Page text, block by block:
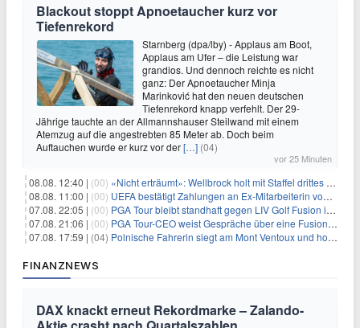
Blackout stoppt Apnoetaucher kurz vor
Tiefenrekord
Starnberg (dpa/lby) - Applaus am Boot,
Applaus am Ufer – die Leistung war
grandios. Und dennoch reichte es nicht
ganz: Der Apnoetaucher Minja
Marinković hat den neuen deutschen
Tiefenrekord knapp verfehlt. Der 29-
Jährige tauchte an der Allmannshauser Steilwand mit einem
Atemzug auf die angestrebten 85 Meter ab. Doch beim
Auftauchen wurde er kurz vor der[…] (04)
vor 25 Minuten
08.08. 12:40 | (00) «Nicht erträumt»: Wellbrock holt mit Staffel drittes EM-Gold
08.08. 11:00 | (00) UEFA bestätigt Zahlungen an Ex-Mitarbeiterin von Infantino
07.08. 22:05 | (00) PGA Tour bleibt standhaft gegen LIV Golf Fusion in einem sich wandelnden Sportumfeld
07.08. 21:06 | (00) PGA Tour-CEO weist Gespräche über eine Fusion mit LIV Golf zurück und bekräftigt die Wettbewerbslandschaft
07.08. 17:59 | (04) Polnische Fahrerin siegt am Mont Ventoux und holt Tour-Gelb
FINANZNEWS
DAX knackt erneut Rekordmarke – Zalando-